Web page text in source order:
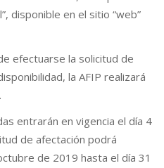
disponible en el sitio “web”
efectuarse la solicitud de
la AFIP realizará
entrarán en vigencia el día 4
de afectación podrá
de 2019 hasta el día 31